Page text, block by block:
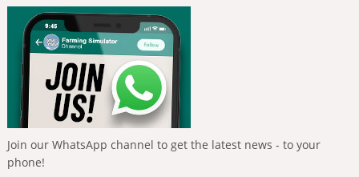
Join our WhatsApp channel to get the latest news - to your
phone!